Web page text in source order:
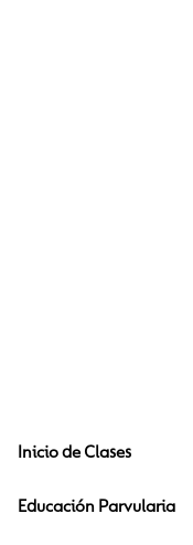
Inicio de Clases
Educación Parvularia